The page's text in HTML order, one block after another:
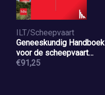
ILT/Scheepvaart
Geneeskundig Handboek
voor de scheepvaart
supplement medische
€91,25